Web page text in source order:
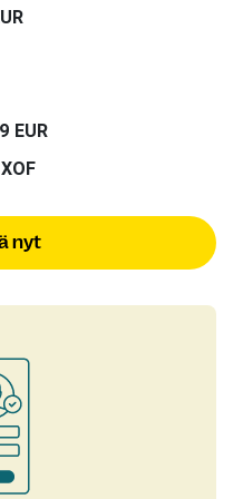
EUR
nyt